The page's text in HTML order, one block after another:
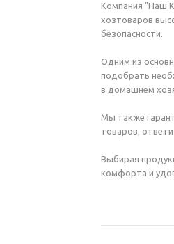
Компания "Наш
хозтоваров
безопасности.
Одним из
подобрать
в домашнем
Мы также
товаров,
Выбирая
комфорта и